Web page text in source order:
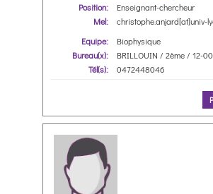
Position:
Enseignant-chercheur
Mel:
christophe.anjard[at]univ-
Equipe:
Biophysique
Bureau(x):
BRILLOUIN / 2ème / 12-
Tél(s):
0472448046